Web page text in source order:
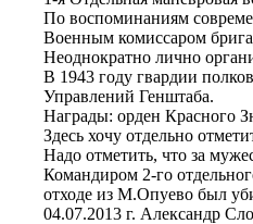
По воспоминаниям
Военным комиссаром
Неоднократно лично
В 1943 году гвардии
Управлений Генштаба.
Награды: орден Красного
Здесь хочу отдельно
Надо отметить, что за
Командиром 2-го
отходе из М.Опуево был
04.07.2013 г. Александр